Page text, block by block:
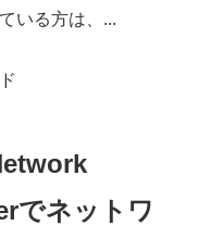
いる方は、...
でネットワ